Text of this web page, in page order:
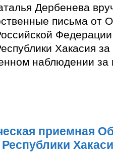
Дербенева
письма от
Хакасия за
наблюдении за
приемная